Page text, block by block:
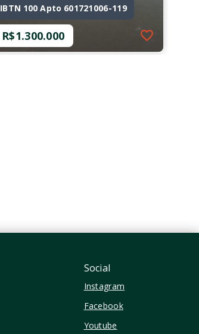
IBTN 100 Apto 601721006-119
R$1.300.000
Social
Instagram
Facebook
Youtube